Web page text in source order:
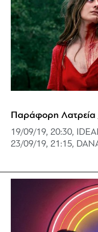
Παράφορη
19/09/19, 20:30,
23/09/19, 21:15,